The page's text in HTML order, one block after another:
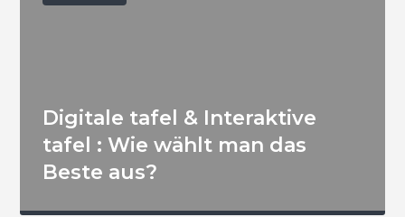
Digitale tafel & Interaktive
tafel : Wie wählt man das
Beste aus?